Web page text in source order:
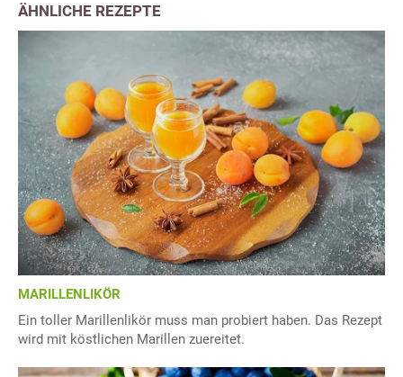
ÄHNLICHE REZEPTE
MARILLENLIKÖR
Ein toller Marillenlikör muss man probiert haben. Das Rezept
wird mit köstlichen Marillen zuereitet.